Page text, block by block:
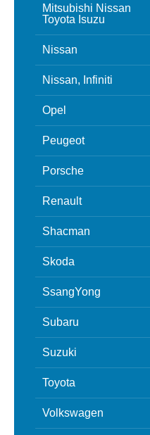
Mitsubishi Nissan
Toyota Isuzu
Nissan
Nissan, Infiniti
Opel
Peugeot
Porsche
Renault
Shacman
Skoda
SsangYong
Subaru
Suzuki
Toyota
Volkswagen